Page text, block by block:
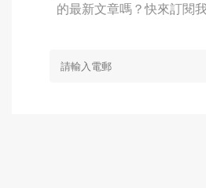
的最新文章嗎？快來訂閱